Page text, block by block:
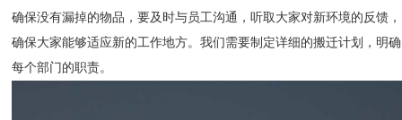
确保没有漏掉的物品，要及时与员工沟通，听取大家对新环境的反馈，
确保大家能够适应新的工作地方。我们需要制定详细的搬迁计划，明确
每个部门的职责。